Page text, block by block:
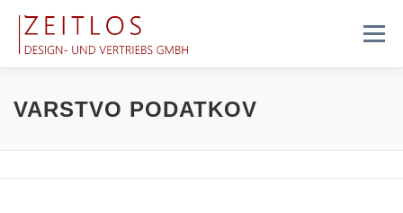
vsebino
Meni
ZNAČILNOSTI O NAS STORITVE
VARSTVO PODATKOV